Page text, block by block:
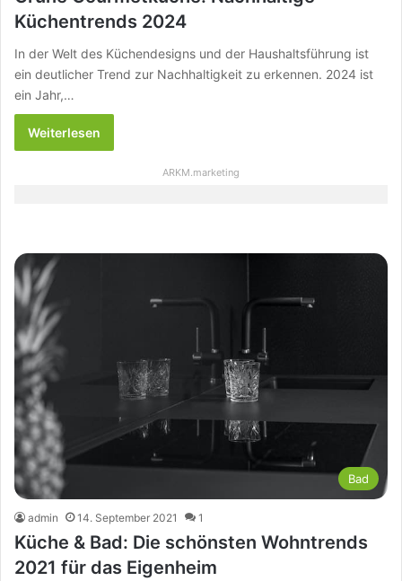
Küchentrends 2024
In der Welt des Küchendesigns und der Haushaltsführung ist
ein deutlicher Trend zur Nachhaltigkeit zu erkennen. 2024 ist
ein Jahr,…
Weiterlesen
ARKM.marketing
Bad
admin 14. September 2021 1
Küche & Bad: Die schönsten Wohntrends
2021 für das Eigenheim